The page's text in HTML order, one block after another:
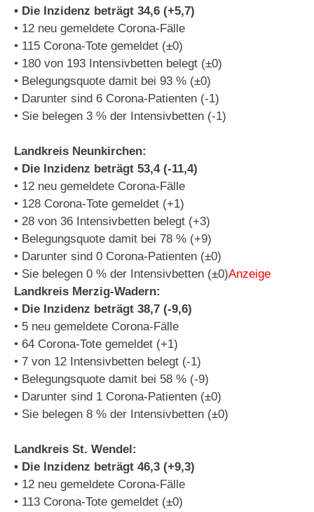
• Die Inzidenz beträgt 34,6 (+5,7)
• 12 neu gemeldete Corona-Fälle
• 115 Corona-Tote gemeldet (±0)
• 180 von 193 Intensivbetten belegt (±0)
• Belegungsquote damit bei 93 % (±0)
• Darunter sind 6 Corona-Patienten (-1)
• Sie belegen 3 % der Intensivbetten (-1)
Landkreis Neunkirchen:
• Die Inzidenz beträgt 53,4 (-11,4)
• 12 neu gemeldete Corona-Fälle
• 128 Corona-Tote gemeldet (+1)
• 28 von 36 Intensivbetten belegt (+3)
• Belegungsquote damit bei 78 % (+9)
• Darunter sind 0 Corona-Patienten (±0)
• Sie belegen 0 % der Intensivbetten (±0)Anzeige
Landkreis Merzig-Wadern:
• Die Inzidenz beträgt 38,7 (-9,6)
• 5 neu gemeldete Corona-Fälle
• 64 Corona-Tote gemeldet (+1)
• 7 von 12 Intensivbetten belegt (-1)
• Belegungsquote damit bei 58 % (-9)
• Darunter sind 1 Corona-Patienten (±0)
• Sie belegen 8 % der Intensivbetten (±0)
Landkreis St. Wendel:
• Die Inzidenz beträgt 46,3 (+9,3)
• 12 neu gemeldete Corona-Fälle
• 113 Corona-Tote gemeldet (±0)